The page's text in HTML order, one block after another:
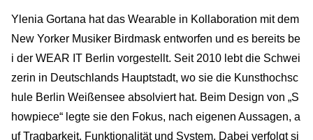
Ylenia Gortana hat das Wearable in Kollaboration mit dem
New Yorker Musiker Birdmask entworfen und es bereits be
i der WEAR IT Berlin vorgestellt. Seit 2010 lebt die Schwei
zerin in Deutschlands Hauptstadt, wo sie die Kunsthochsc
hule Berlin Weißensee absolviert hat. Beim Design von „S
howpiece“ legte sie den Fokus, nach eigenen Aussagen, a
uf Tragbarkeit, Funktionalität und System. Dabei verfolgt si